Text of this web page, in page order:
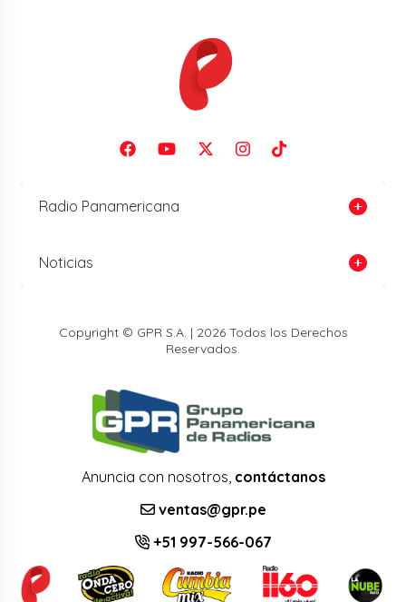
Radio Panamericana
Noticias
Copyright © GPR S.A. | 2026 Todos los Derechos
Reservados.
Anuncia con nosotros, contáctanos
ventas@gpr.pe
+51 997-566-067